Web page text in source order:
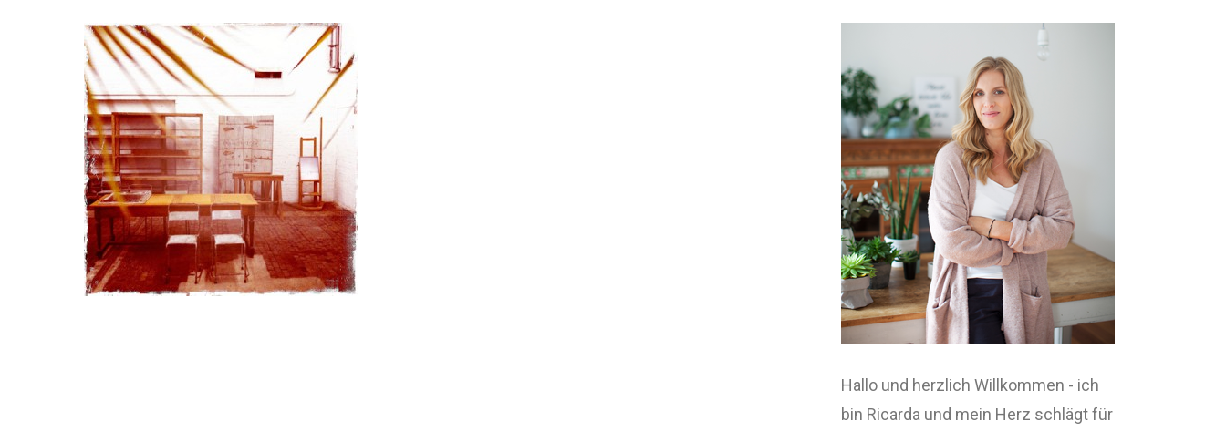
Hallo und herzlich Willkommen - ich
bin Ricarda und mein Herz schlägt für